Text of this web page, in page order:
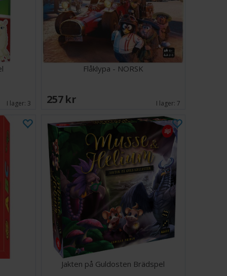
I lager: 3
Flåklypa - NORSK
257 SEK I lager:7
Jakten på Guldosten Brädspel